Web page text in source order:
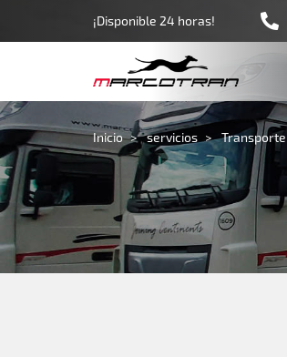
¡Disponible 24 horas!
Inicio servicios Transporte